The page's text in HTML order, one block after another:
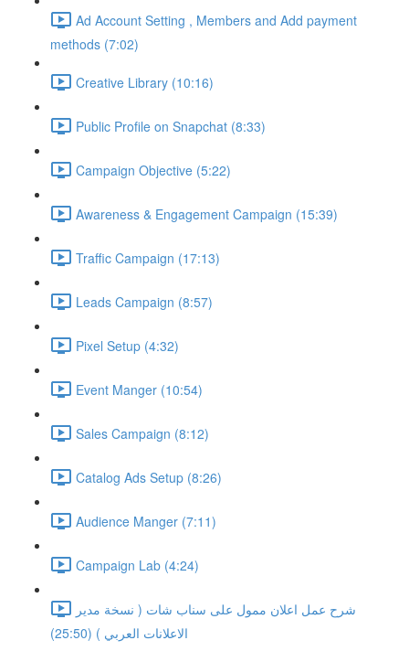
Ad Account Setting , Members and Add payment
methods (7:02)
Creative Library (10:16)
Public Profile on Snapchat (8:33)
Campaign Objective (5:22)
Awareness & Engagement Campaign (15:39)
Traffic Campaign (17:13)
Leads Campaign (8:57)
Pixel Setup (4:32)
Event Manger (10:54)
Sales Campaign (8:12)
Catalog Ads Setup (8:26)
Audience Manger (7:11)
Campaign Lab (4:24)
شرح عمل اعلان ممول على سناب شات ( نسخة مدير
الاعلانات العربي ) (25:50)